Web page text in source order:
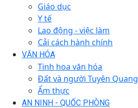
Giáo dục
Y tế
Lao động - việc làm
Cải cách hành chính
VĂN HÓA
Tinh hoa văn hóa
Đất và người Tuyên Quang
Ẩm thực
AN NINH - QUỐC PHÒNG